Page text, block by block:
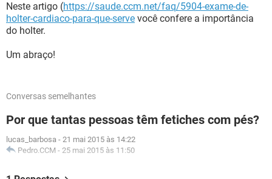
Neste artigo (https://saude.ccm.net/faq/5904-exame-de-
holter-cardiaco-para-que-serve você confere a importância
do holter.
Um abraço!
Conversas semelhantes
Por que tantas pessoas têm fetiches com pés?
lucas_barbosa - 21 mai 2015 às 14:22
Pedro.CCM - 25 mai 2015 às 11:50